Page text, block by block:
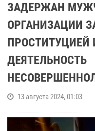
ЗАДЕРЖАН
ОРГАНИЗАЦИИ
ПРОСТИТУЦИЕЙ
ДЕЯТЕЛЬНОСТЬ
13 августа 2024, 01:03